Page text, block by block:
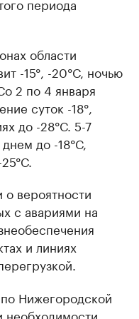
области
-15°, -20°С, ночью
2 по 4 января
суток -18°,
до -28°С. 5-7
до -18°С,
вероятности
с авариями на
и линиях
Нижегородской
необходимости